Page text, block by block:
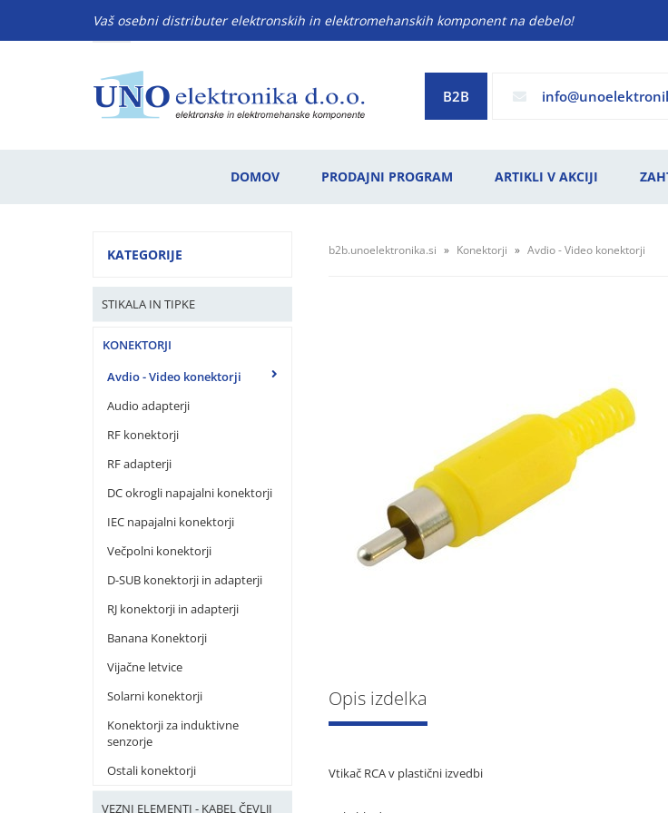
Vaš osebni distributer elektronskih in elektromehanskih komponent na debelo!
B2B info
DOMOV PRODAJNI PROGRAM ARTIKLI V AKCIJI
KATEGORIJE
STIKALA IN TIPKE
KONEKTORJI
Avdio - Video konektorji
Audio adapterji
RF konektorji
RF adapterji
DC okrogli napajalni konektorji
IEC napajalni konektorji
Večpolni konektorji
D-SUB konektorji in adapterji
RJ konektorji in adapterji
Banana Konektorji
Vijačne letvice
Solarni konektorji
Konektorji za induktivne
senzorje
Ostali konektorji
VEZNI ELEMENTI - KABEL ČEVLJI
b2b.unoelektronika.si Konektorji Avdio - Video konektorji
Opis izdelka
Vtikač RCA v plastični izvedbi